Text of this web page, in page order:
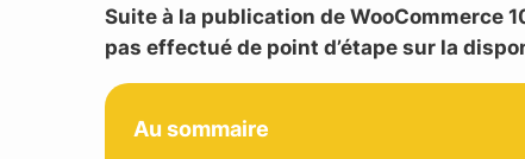
Suite à la publication de WooCommerce
pas effectué de point d’étape sur la
Au sommaire